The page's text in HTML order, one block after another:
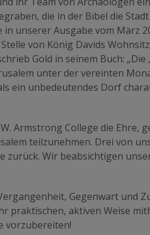
die in der Bibel die
unserer Ausgabe vom März
von König Davids
Gold in seinem Buch: „Die
unter der vereinten
ein unbedeutendes Dorf
Armstrong College die Ehre,
teilzunehmen. Drei von
zurück. Wir beabsichtigen
Gegenwart und
praktischen, aktiven Weise
vorzubereiten!